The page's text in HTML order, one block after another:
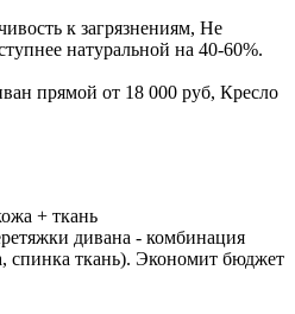
к загрязнениям, Не
натуральной на 40-60%.
прямой от 18 000 руб, Кресло
+ ткань
дивана - комбинация
спинка ткань). Экономит бюджет